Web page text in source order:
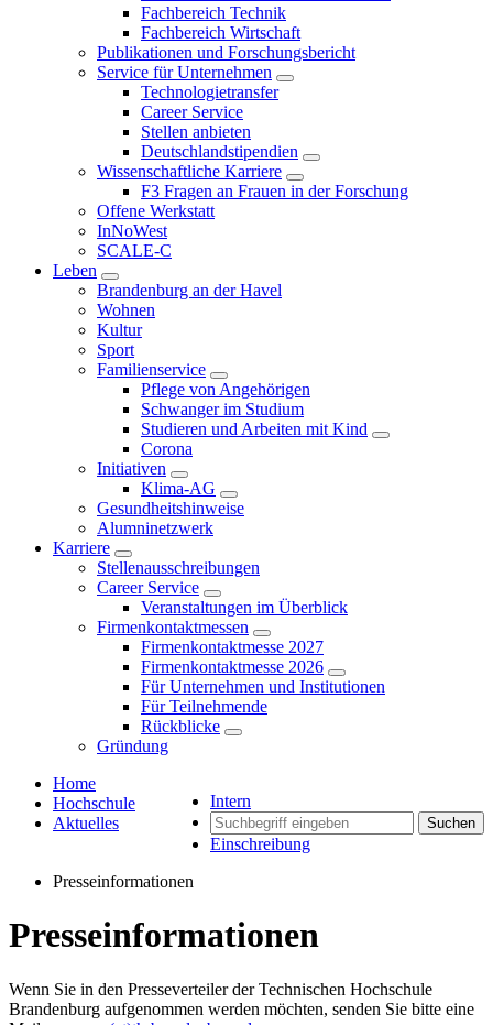
Fachbereich Technik
Fachbereich Wirtschaft
Publikationen und Forschungsbericht
Service für Unternehmen
Technologietransfer
Career Service
Stellen anbieten
Deutschlandstipendien
Wissenschaftliche Karriere
F3 Fragen an Frauen in der Forschung
Offene Werkstatt
InNoWest
SCALE-C
Leben
Brandenburg an der Havel
Wohnen
Kultur
Sport
Familienservice
Pflege von Angehörigen
Schwanger im Studium
Studieren und Arbeiten mit Kind
Corona
Initiativen
Klima-AG
Gesundheitshinweise
Alumninetzwerk
Karriere
Stellenausschreibungen
Career Service
Veranstaltungen im Überblick
Firmenkontaktmessen
Firmenkontaktmesse 2027
Firmenkontaktmesse 2026
Für Unternehmen und Institutionen
Für Teilnehmende
Rückblicke
Gründung
Intern
Suchen
Einschreibung
Home
Hochschule
Aktuelles
Presseinformationen
Presseinformationen
Wenn Sie in den Presseverteiler der Technischen Hochschule
Brandenburg aufgenommen werden möchten, senden Sie bitte eine